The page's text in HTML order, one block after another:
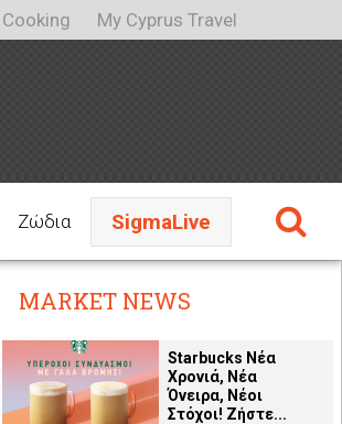
Cooking My Cyprus Travel
Ζώδια SigmaLive
MARKET NEWS
Starbucks Νέα
Χρονιά, Νέα
Όνειρα, Νέοι
Στόχοι! Ζήστε...